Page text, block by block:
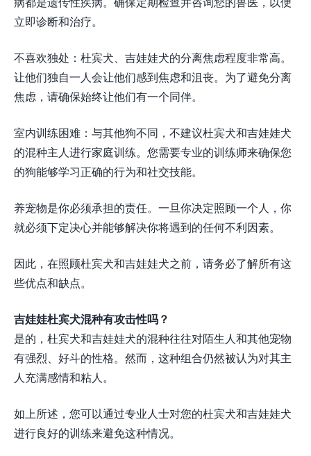
立即诊断和治疗。
不喜欢独处：杜宾犬、吉娃娃犬的分离焦虑程度非常高。
让他们独自一人会让他们感到焦虑和沮丧。为了避免分离
焦虑，请确保始终让他们有一个同伴。
室内训练困难：与其他狗不同，不建议杜宾犬和吉娃娃犬
的混种主人进行家庭训练。您需要专业的训练师来确保您
的狗能够学习正确的行为和社交技能。
养宠物是你必须承担的责任。一旦你决定照顾一个人，你
就必须下定决心并能够解决你将遇到的任何不利因素。
因此，在照顾杜宾犬和吉娃娃犬之前，请务必了解所有这
些优点和缺点。
吉娃娃杜宾犬混种有攻击性吗？
是的，杜宾犬和吉娃娃犬的混种往往对陌生人和其他宠物
有强烈、好斗的性格。然而，这种组合仍然被认为对其主
人充满感情和粘人。
如上所述，您可以通过专业人士对您的杜宾犬和吉娃娃犬
进行良好的训练来避免这种情况。